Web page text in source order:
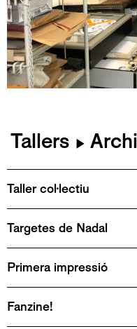
Tallers ▶
Taller col·lectiu
Targetes de Nadal
Primera impressió
Fanzine!